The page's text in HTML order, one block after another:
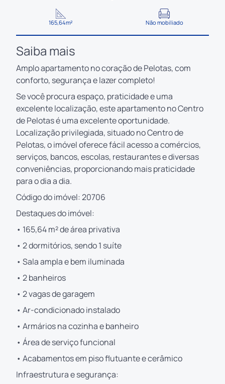
165,64m² Não mobiliado
Saiba mais
Amplo apartamento no coração de Pelotas, com
conforto, segurança e lazer completo!
Se você procura espaço, praticidade e uma
excelente localização, este apartamento no Centro
de Pelotas é uma excelente oportunidade.
Localização privilegiada, situado no Centro de
Pelotas, o imóvel oferece fácil acesso a comércios,
serviços, bancos, escolas, restaurantes e diversas
conveniências, proporcionando mais praticidade
para o dia a dia.
Código do imóvel: 20706
Destaques do imóvel:
• 165,64 m² de área privativa
• 2 dormitórios, sendo 1 suíte
• Sala ampla e bem iluminada
• 2 banheiros
• 2 vagas de garagem
• Ar-condicionado instalado
• Armários na cozinha e banheiro
• Área de serviço funcional
• Acabamentos em piso flutuante e cerâmico
Infraestrutura e segurança: